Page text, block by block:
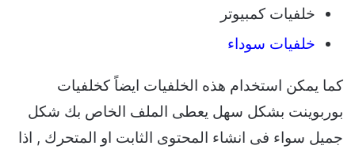
خلفيات كمبيوتر
خلفيات سوداء
كما يمكن استخدام هذه الخلفيات ايضاً كخلفيات
بوربوينت بشكل سهل يعطى الملف الخاص بك شكل
جميل سواء فى انشاء المحتوى الثابت او المتحرك , اذا